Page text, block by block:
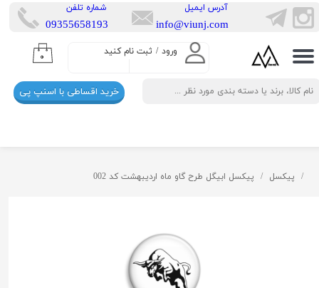
ورود / ثبت نام کنید
حساب کاربری من
تغییر گذر واژه
سفارشات
۰
​شماره تلفن
​​09355658193
​آدرس ایمیل
info@viunj.com
خرید اقساطی با اسنپ پی
پیکسل پیکسل ابیگل طرح گاو ماه اردیبهشت کد 002